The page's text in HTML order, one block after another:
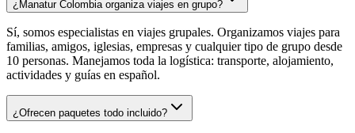
¿Manatur Colombia organiza viajes en grupo?
Sí, somos especialistas en viajes grupales. Organizamos viajes para
familias, amigos, iglesias, empresas y cualquier tipo de grupo desde
10 personas. Manejamos toda la logística: transporte, alojamiento,
actividades y guías en español.
¿Ofrecen paquetes todo incluido?